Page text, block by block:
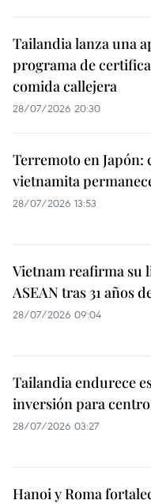
Tailandia lanza una
programa de
comida callejera
28/07/2026 20:30
Terremoto en Japón:
vietnamita
28/07/2026 13:53
Vietnam reafirma su
ASEAN tras 31 años
28/07/2026 09:04
Tailandia endurece
inversión para
28/07/2026 03:27
Hanoi y Roma